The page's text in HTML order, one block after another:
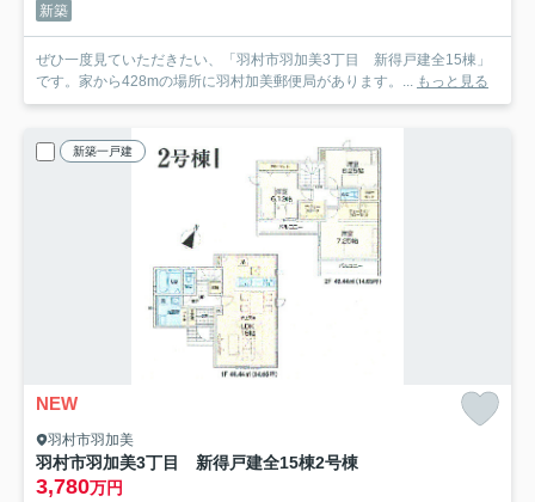
新築
ぜひ一度見ていただきたい、「羽村市羽加美3丁目 新得戸建全15棟」
です。家から428mの場所に羽村加美郵便局があります。...
もっと見る
新築一戸建
NEW
羽村市羽加美
羽村市羽加美3丁目 新得戸建全15棟2号棟
3,780万円